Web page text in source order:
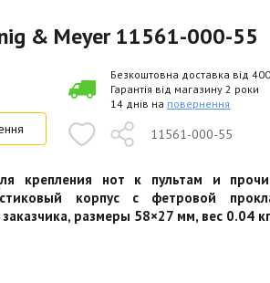
& Meyer 11561-000-55
11561-000-55
Безкоштовна доставка від
Гарантія від магазину 2 роки
14 днів на повернення
крепления нот к пультам и
корпус с фетровой
размеры 58×27 мм, вес 0.04